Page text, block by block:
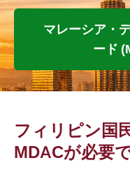
マレーシア・
ード
フィリピン国
MDACが必要